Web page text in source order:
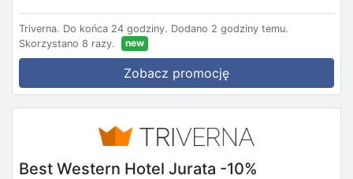
Triverna. Do końca 24 godziny. Dodano 2 godziny temu.
Skorzystano 8 razy.
new
Zobacz promocję
Best Western Hotel Jurata -10%